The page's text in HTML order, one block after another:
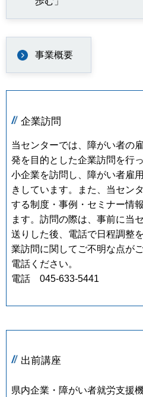
事業概要
企業訪問
当センターでは、障がい者の
発を目的とした企業訪問を行
小企業を訪問し、障がい者雇
きしています。また、当セン
する制度・事例・セミナー情
ます。訪問の際は、事前に当
送りした後、電話で日程調整
業訪問に関してご不明な点が
電話ください。
電話 045-633-5441
出前講座
県内企業・障がい者就労支援